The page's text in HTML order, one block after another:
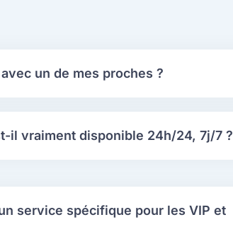
un de mes proches ?
il vraiment disponible 24h/24, 7j/7 ?
service spécifique pour les VIP et